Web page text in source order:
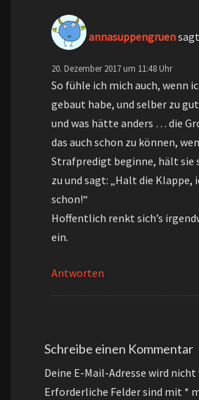
annasuppengruen
20. Dezember 2017 um 11:48 Uhr
So fühle ich mich auch, wenn
gebaut habe, und selber zu
und was hätte anders … die
das auch schon zu können,
Strafpredigt beginne, hält sie
zu und sagt: „Halt die Klappe,
schon!“
Hoffentlich renkt sich’s
ein.
Antworten
Schreibe einen Kommentar
Deine E-Mail-Adresse wird
Erforderliche Felder sind mit *